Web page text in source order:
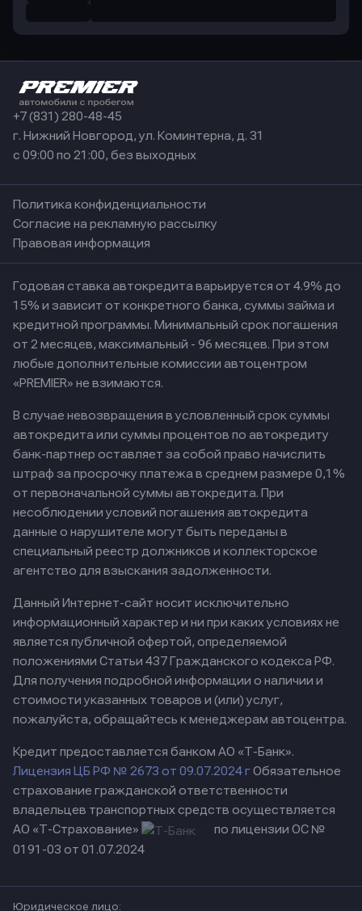
+7 (831) 280-48-45
г. Нижний Новгород, ул. Коминтерна, д. 31
с 09:00 по 21:00, без выходных
Политика конфиденциальности
Согласие на рекламную рассылку
Правовая информация
Годовая ставка автокредита варьируется от 4.9% до
15% и зависит от конкретного банка, суммы займа и
кредитной программы. Минимальный срок погашения
от 2 месяцев, максимальный - 96 месяцев. При этом
любые дополнительные комиссии автоцентром
«PREMIER» не взимаются.
В случае невозвращения в условленный срок суммы
автокредита или суммы процентов по автокредиту
банк-партнер оставляет за собой право начислить
штраф за просрочку платежа в среднем размере 0,1%
от первоначальной суммы автокредита. При
несоблюдении условий погашения автокредита
данные о нарушителе могут быть переданы в
специальный реестр должников и коллекторское
агентство для взыскания задолженности.
Данный Интернет-сайт носит исключительно
информационный характер и ни при каких условиях не
является публичной офертой, определяемой
положениями Статьи 437 Гражданского кодекса РФ.
Для получения подробной информации о наличии и
стоимости указанных товаров и (или) услуг,
пожалуйста, обращайтесь к менеджерам автоцентра.
Кредит предоставляется банком АО «Т-Банк».
Лицензия ЦБ РФ № 2673 от 09.07.2024 гОбязательное
страхование гражданской ответственности
владельцев транспортных средств осуществляется
АО «Т-Страхование»
по лицензии ОС №
0191-03 от 01.07.2024
Юридическое лицо: